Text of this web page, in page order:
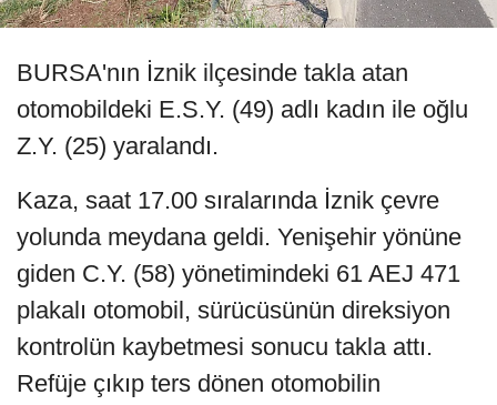
BURSA'nın İznik ilçesinde takla atan
otomobildeki E.S.Y. (49) adlı kadın ile oğlu
Z.Y. (25) yaralandı.
Kaza, saat 17.00 sıralarında İznik çevre
yolunda meydana geldi. Yenişehir yönüne
giden C.Y. (58) yönetimindeki 61 AEJ 471
plakalı otomobil, sürücüsünün direksiyon
kontrolün kaybetmesi sonucu takla attı.
Refüje çıkıp ters dönen otomobilin